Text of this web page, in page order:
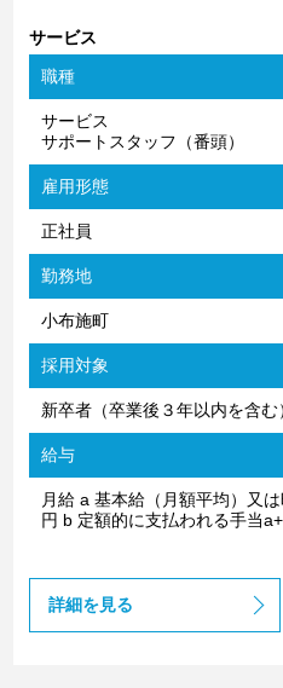
サービス
職種
サービス
サポートスタッフ（番頭）
雇用形態
正社員
勤務地
小布施町
採用対象
新卒者（卒業後３年以内を含む
給与
月給 a 基本給（月額平均）又
円 b 定額的に支払われる手当
詳細を見る